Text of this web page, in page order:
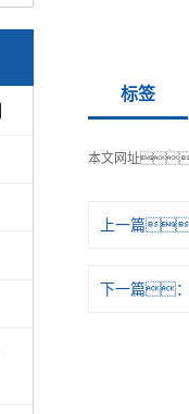
标签
本文网址
上一篇
下一篇